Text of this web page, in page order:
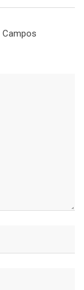
Campos